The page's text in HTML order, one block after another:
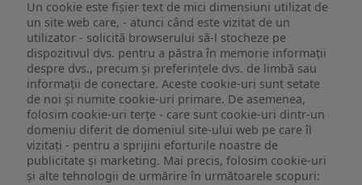
Un cookie este fişier text de mici dimensiuni utilizat de
un site web care, - atunci când este vizitat de un
utilizator - solicită browserului să-l stocheze pe
dispozitivul dvs. pentru a păstra în memorie informații
despre dvs., precum și preferințele dvs. de limbă sau
informații de conectare. Aceste cookie-uri sunt setate
de noi și numite cookie-uri primare. De asemenea,
folosim cookie-uri terțe - care sunt cookie-uri dintr-un
domeniu diferit de domeniul site-ului web pe care îl
vizitați - pentru a sprijini eforturile noastre de
publicitate și marketing. Mai precis, folosim cookie-uri
și alte tehnologii de urmărire în următoarele scopuri: